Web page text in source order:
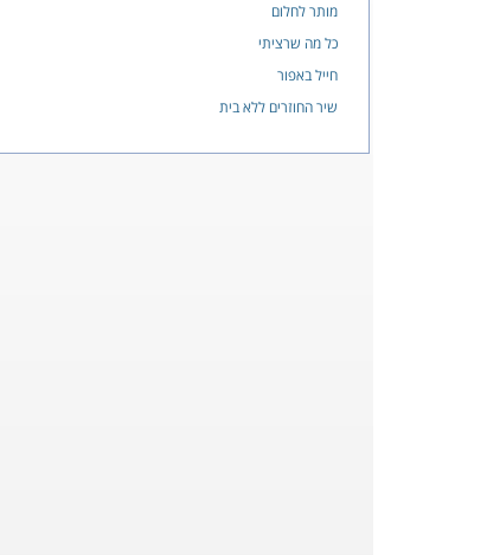
מותר לחלום
כל מה שרציתי
חייל באפור
שיר החוזרים ללא בית